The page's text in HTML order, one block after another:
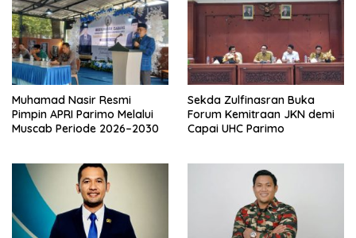
Muhamad Nasir Resmi
Pimpin APRI Parimo Melalui
Muscab Periode 2026–2030
Sekda Zulfinasran Buka
Forum Kemitraan JKN demi
Capai UHC Parimo